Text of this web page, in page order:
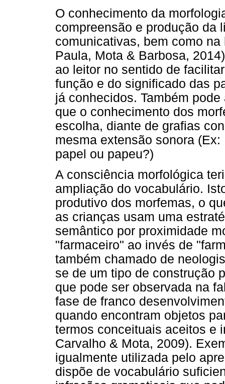
O conhecimento da
compreensão e produção da
comunicativas, bem como
Paula, Mota & Barbosa,
ao leitor no sentido de
função e do significado das
já conhecidos. Também
que o conhecimento dos
escolha, diante de grafias
mesma extensão sonora
papel ou papeu?)
A consciência morfológica
ampliação do vocabulário.
produtivo dos morfemas, o
as crianças usam uma
semântico por proximidade
"farmaceiro" ao invés de
também chamado de
se de um tipo de construção
que pode ser observada na
fase de franco
quando encontram objetos
termos conceituais aceitos e
Carvalho & Mota, 2009).
igualmente utilizada pelo
dispõe de vocabulário